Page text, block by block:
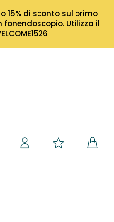
15% di sconto sul primo
Utilizza il